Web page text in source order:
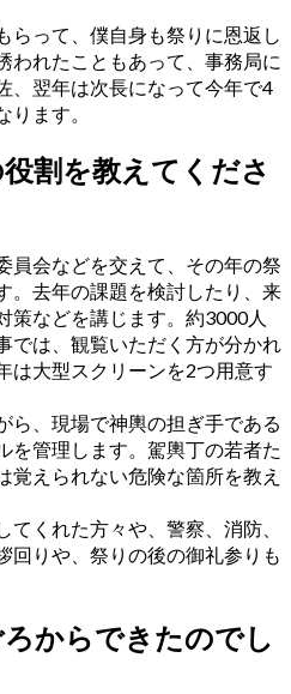
らって、僕自身も祭りに恩返し
われたこともあって、事務局に
、翌年は次長になって今年で4
ます。
割を教えてくださ
員会などを交えて、その年の祭
。去年の課題を検討したり、来
策などを講じます。約3000人
では、観覧いただく方が分かれ
は大型スクリーンを2つ用意す
ら、現場で神輿の担ぎ手である
を管理します。駕輿丁の若者た
覚えられない危険な箇所を教え
てくれた方々や、警察、消防、
回りや、祭りの後の御礼参りも
からできたのでし